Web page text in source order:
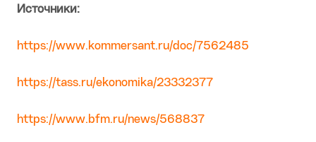
Источники:
https://www.kommersant.ru/doc/7562485
https://tass.ru/ekonomika/23332377
https://www.bfm.ru/news/568837